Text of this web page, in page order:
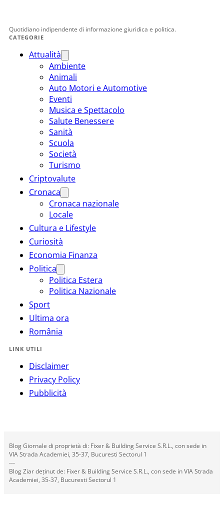
Quotidiano indipendente di informazione giuridica e politica.
CATEGORIE
Attualità
Ambiente
Animali
Auto Motori e Automotive
Eventi
Musica e Spettacolo
Salute Benessere
Sanità
Scuola
Società
Turismo
Criptovalute
Cronaca
Cronaca nazionale
Locale
Cultura e Lifestyle
Curiosità
Economia Finanza
Politica
Politica Estera
Politica Nazionale
Sport
Ultima ora
România
LINK UTILI
Disclaimer
Privacy Policy
Pubblicità
Blog Giornale di proprietà di: Fixer & Building Service S.R.L., con sede in
VIA Strada Academiei, 35-37, Bucuresti Sectorul 1
---
Blog Ziar deținut de: Fixer & Building Service S.R.L., con sede in VIA Strada
Academiei, 35-37, Bucuresti Sectorul 1